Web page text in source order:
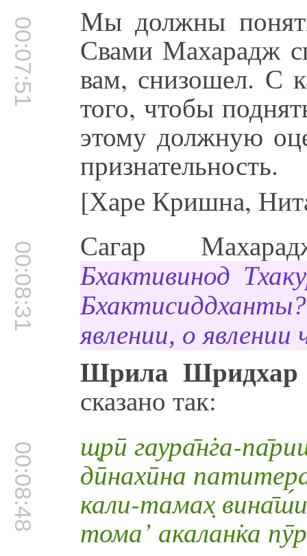
00:07:51 Мы должны
Свами Махарадж
вам, снизошел. С
того, чтобы
этому должную
признательность.
[Харе Кришна,
00:08:31 Сагар
Бхактивинод
явлении, о явлении
Шрила Шридхар
сказано так:
00:08:48 ш̣рӣ гаура̄н̇га-
дӣнахӣна
кали-тамах̣
тома’ акалан̇ка